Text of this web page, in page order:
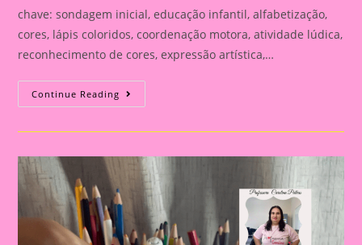
chave: sondagem inicial, educação infantil, alfabetização,
cores, lápis coloridos, coordenação motora, atividade lúdica,
reconhecimento de cores, expressão artística,…
Continue Reading LÁPIS
COLORIDOS
RECONHECIMENTO
UMA
ATIVIDADE
LÚDICA
PARA
SONDAGEM
INICIAL